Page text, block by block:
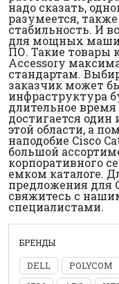
надо сказать,
разумеется,
стабильность. И
для мощных
ПО. Такие товары
Accessory
стандартам.
заказчик может
инфраструктура
длительное время
достигается
этой области, а
наподобие Cisco
большой
корпоративного
емком каталоге.
предложения для
свяжитесь с
специалистами.
БРЕНДЫ
DELL POLYCOM